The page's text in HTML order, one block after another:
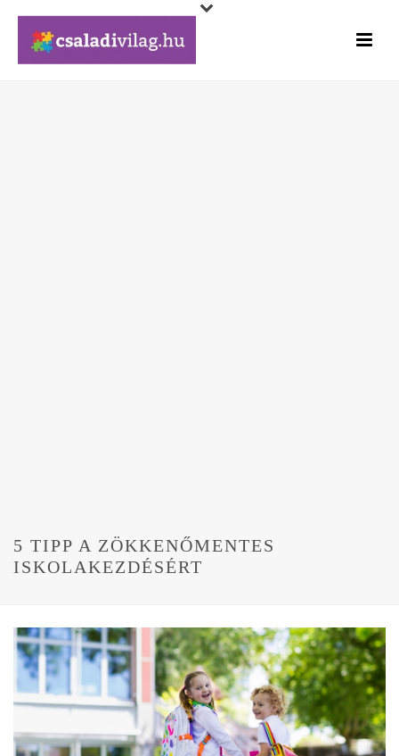
5 TIPP A ZÖKKENŐMENTES
ISKOLAKEZDÉSÉRT